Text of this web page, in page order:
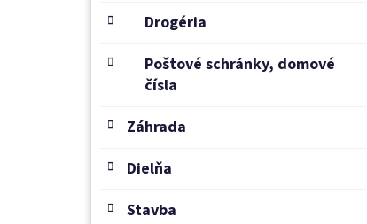
Drogéria
Poštové schránky, domové
čísla
Záhrada
Dielňa
Stavba